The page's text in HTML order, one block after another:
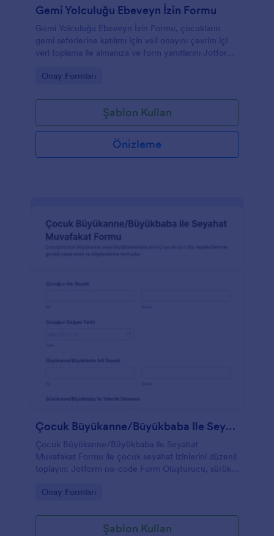
Gemi Yolculuğu Ebeveyn İzin Formu
Gemi Yolculuğu Ebeveyn İzin Formu, çocukların
gemi seferlerine katılımı için veli onayını çevrim içi
veri toplama ile almanıza ve form yanıtlarını Jotform
Go to Category:
Onay Formları
Şablon Kullan
Önizleme
Çocuk Büyükanne/Büyükbaba Ile Seyahat Muvafakat Formu
Çocuk Büyükanne/Büyükbaba ile Seyahat
Muvafakat Formu ile çocuk seyahat izinlerini düzenli
toplayın; Jotform no-code Form Oluşturucu, sürükle
toplama sürecinizi kolaylaştırın.
Go to Category:
Onay Formları
Şablon Kullan